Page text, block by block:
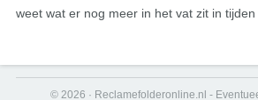
weet wat er nog meer in het vat zit in
© 2026 · Reclamefolderonline.nl -